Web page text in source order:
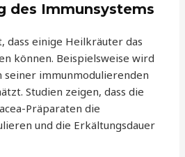
des Immunsystems
dass einige Heilkräuter das
können. Beispielsweise wird
seiner immunmodulierenden
Studien zeigen, dass die
Präparaten die
und die Erkältungsdauer